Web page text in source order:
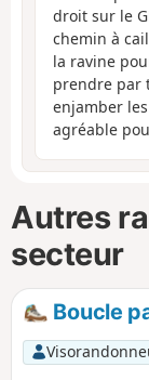
droit sur le
chemin à
la ravine
prendre par
enjamber
agréable
Autres
secteur
Boucle